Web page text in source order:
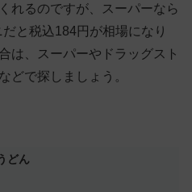
れるのですが、スーパーなら
と税込184円が相場になり
は、スーパーやドラッグスト
どで探しましょう。
どん